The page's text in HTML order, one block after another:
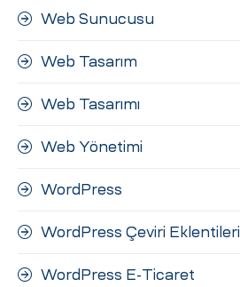
Web Sunucusu
Web Tasarım
Web Tasarımı
Web Yönetimi
WordPress
WordPress Çeviri Eklentileri
WordPress E-Ticaret